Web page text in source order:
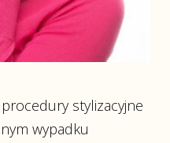
stylizacyjne
wypadku